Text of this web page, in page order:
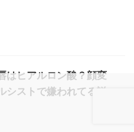
はヒアルロン酸？顔変
シストで嫌われてる説